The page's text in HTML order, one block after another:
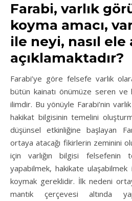
Farabi, varlık
koyma amacı,
ile neyi, nasıl ele
açıklamaktadır?
Farabi’ye göre felsefe varlık
bütün kainatı önümüze seren
ilimdir. Bu yönüyle Farabi’nin
hakikat bilgisinin temelini
düşünsel etkinliğine başlayan
ortaya atacağı fikirlerin zeminini
için varlığın bilgisi felsefenin
yapabilmek, hakikate
koymak gereklidir. İlk nedeni
mantık çerçevesi altında